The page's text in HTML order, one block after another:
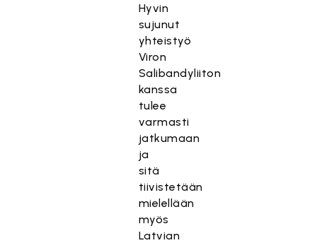
Hyvin
sujunut
yhteistyö
Viron
Salibandyliiton
kanssa
tulee
varmasti
jatkumaan
ja
sitä
tiivistetään
mielellään
myös
Latvian